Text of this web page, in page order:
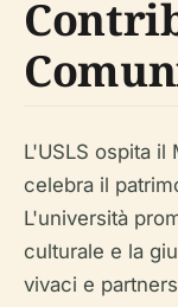
L'USLS ospita il
celebra il
L'università
culturale e la
vivaci e